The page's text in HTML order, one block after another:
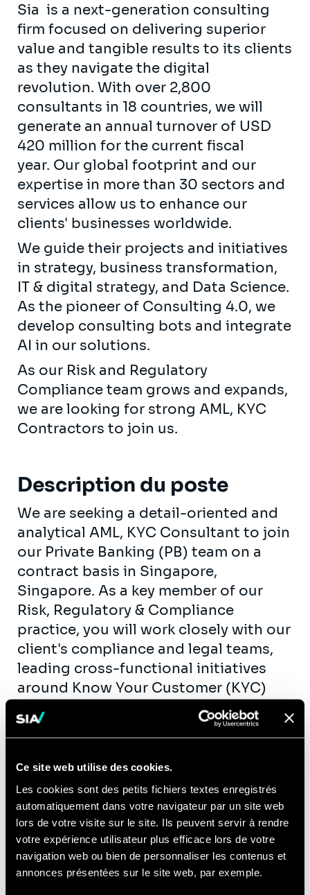
Ce site web utilise des cookies.
Les cookies sont des petits fichiers textes enregistrés
automatiquement dans votre navigateur par un site web
lors de votre visite sur le site. Ils peuvent servir à rendre
votre expérience utilisateur plus efficace lors de votre
navigation web ou bien de personnaliser les contenus et
annonces présentées sur le site web, par exemple.
Sia is a next-generation consulting
firm focused on delivering superior
value and tangible results to its clients
as they navigate the digital
revolution. With over 2,800
consultants in 18 countries, we will
generate an annual turnover of USD
420 million for the current fiscal
year. Our global footprint and our
expertise in more than 30 sectors and
services allow us to enhance our
clients' businesses worldwide.
We guide their projects and initiatives
in strategy, business transformation,
IT & digital strategy, and Data Science.
As the pioneer of Consulting 4.0, we
develop consulting bots and integrate
AI in our solutions.
As our Risk and Regulatory
Compliance team grows and expands,
we are looking for strong AML, KYC
Contractors to join us.
Description du poste
We are seeking a detail-oriented and
analytical AML, KYC Consultant to join
our Private Banking (PB) team on a
contract basis in Singapore,
Singapore. As a key member of our
Risk, Regulatory & Compliance
practice, you will work closely with our
client's compliance and legal teams,
leading cross-functional initiatives
around Know Your Customer (KYC)
and Anti-Money Laundering (AML)
processes.
procedures for Private Banking
clients
Prepare KYC document collection
checklists and gather data from
Relationship Managers (RMs) and
clients